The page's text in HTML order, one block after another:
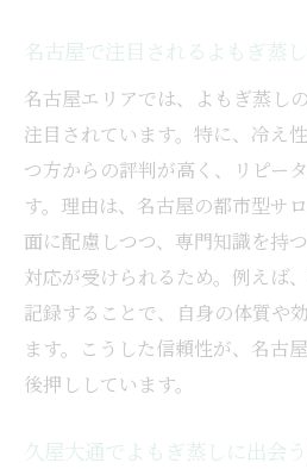
ト
ペアで楽しめるよも
案
よもぎ蒸しペア利用時
名古屋で人気のペアよ
カップルや友人同士で
ペアでお得に体験で
方
安心して始めるためのよも
名古屋で注目されるよもぎ蒸
名古屋エリアでは、よもぎ蒸し
注目されています。特に、冷え
つ方からの評判が高く、リピー
す。理由は、名古屋の都市型サ
面に配慮しつつ、専門知識を持
対応が受けられるため。例えば
記録することで、自身の体質や
ます。こうした信頼性が、名古
後押ししています。
久屋大通でよもぎ蒸しに出会